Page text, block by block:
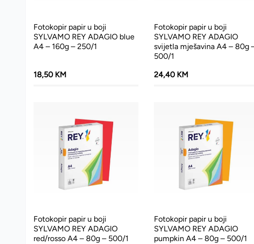
Fotokopir papir u boji
SYLVAMO REY ADAGIO blue
A4 – 160g – 250/1
18,50 KM
Fotokopir papir u boji
SYLVAMO REY ADAGIO
svijetla mješavina A4 – 80g
500/1
24,40 KM
Fotokopir papir u boji
SYLVAMO REY ADAGIO
red/rosso A4 – 80g – 500/1
Fotokopir papir u boji
SYLVAMO REY ADAGIO
pumpkin A4 – 80g – 500/1